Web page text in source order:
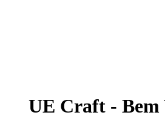
UE Craft - Bem